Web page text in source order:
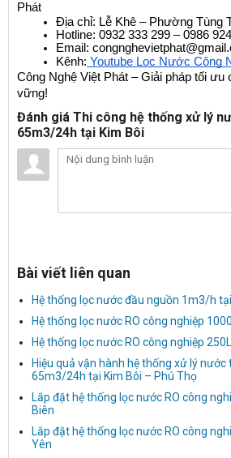
Phát
Địa chỉ: Lễ Khê – Phường Tùng
Hotline: 0932 333 299 – 0986
Email:
Kênh: Youtube Lọc Nước Công
Công Nghệ Việt Phát – Giải pháp tối ưu
vững!
Đánh giá Thi công hệ thống xử lý
65m3/24h tại Kim Bôi
Bài viết liên quan
Hệ thống lọc nước đầu nguồn 1m3/h
Hệ thống lọc nước RO công nghiệp
Hệ thống lọc nước RO công nghiệp
Hiệu quả vận hành hệ thống xử lý
65m3/24h tại Kim Bôi – Phú Thọ
Lắp đặt hệ thống lọc nước RO công
Biên
Lắp đặt hệ thống lọc nước RO công
Yên